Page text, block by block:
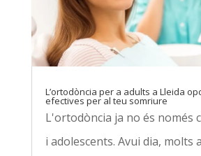
L’ortodòncia per a adults a Lleida
efectives per al teu somriure
L'ortodòncia ja no és només
i adolescents. Avui dia, molts